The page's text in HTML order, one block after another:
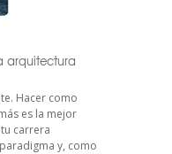
arquitectura
Hacer como
es la mejor
carrera
y, como